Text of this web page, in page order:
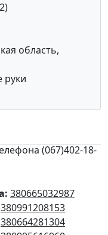
область,
руки
(067)402-18-
380665032987
380991208153
380664281304